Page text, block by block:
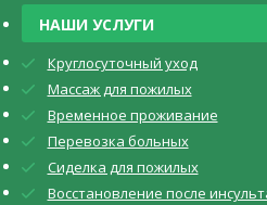
НАШИ УСЛУГИ
Круглосуточный уход
Массаж для пожилых
Временное проживание
Перевозка больных
Сиделка для пожилых
Восстановление после